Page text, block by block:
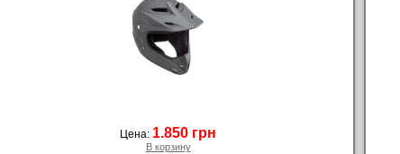
Цена: 1.850 грн
В корзину